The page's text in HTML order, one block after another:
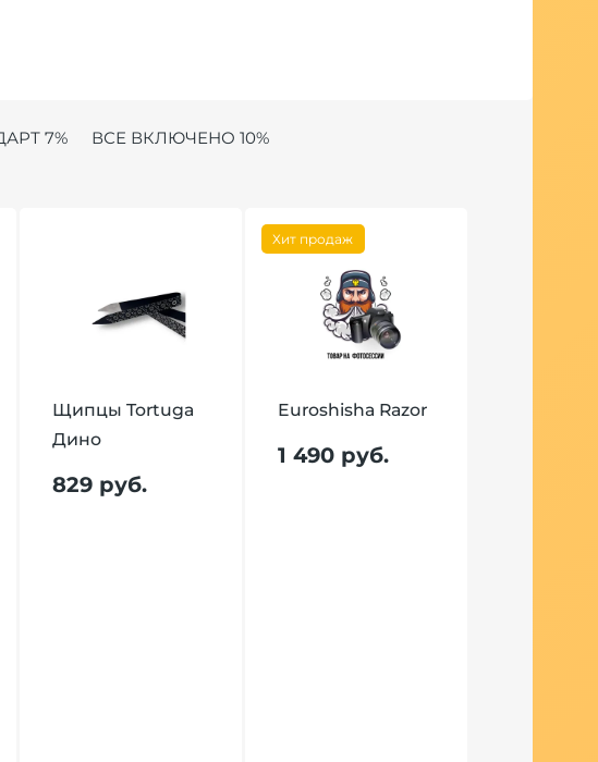
7% ВСЕ ВКЛЮЧЕНО 10%
Щипцы Tortuga
Дино
829 руб.
Хит продаж
Euroshisha Razor
1 490 руб.